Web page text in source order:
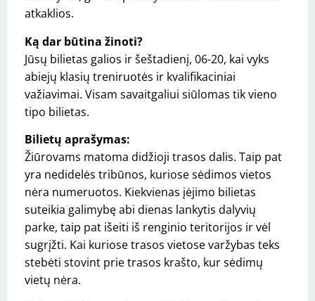
atkaklios.
Ką dar būtina žinoti?
Jūsų bilietas galios ir šeštadienį, 06-20, kai vyks
abiejų klasių treniruotės ir kvalifikaciniai
važiavimai. Visam savaitgaliui siūlomas tik vieno
tipo bilietas.
Bilietų aprašymas:
Žiūrovams matoma didžioji trasos dalis. Taip pat
yra nedidelės tribūnos, kuriose sėdimos vietos
nėra numeruotos. Kiekvienas įėjimo bilietas
suteikia galimybę abi dienas lankytis dalyvių
parke, taip pat išeiti iš renginio teritorijos ir vėl
sugrįžti. Kai kuriose trasos vietose varžybas teks
stebėti stovint prie trasos krašto, kur sėdimų
vietų nėra.